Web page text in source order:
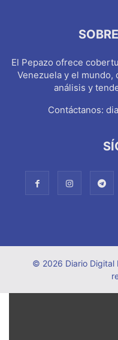
El Pepazo ofrece
Venezuela y el mundo,
análisis y
Contáctanos:
© 2026 Diario Digital